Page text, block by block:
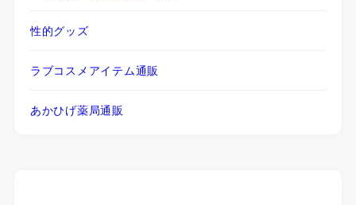
性的グッズ
ラブコスメアイテム通販
あかひげ薬局通販